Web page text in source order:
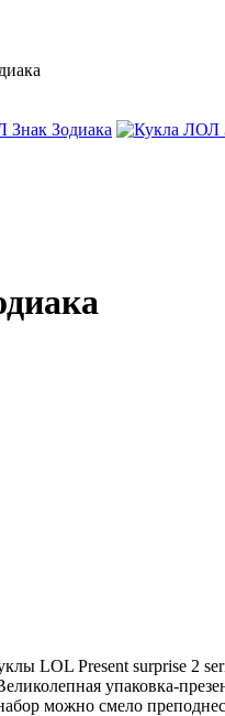
LOL Present surprise 2
упаковка-
можно смело